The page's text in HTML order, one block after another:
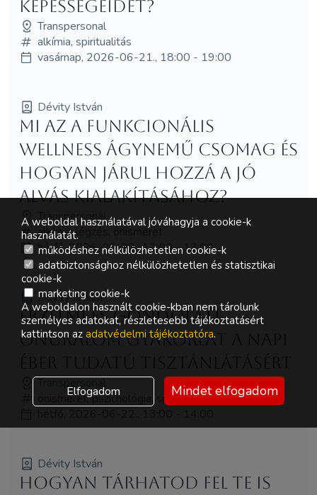
képességeidet?
Transpersonal
alkímia, spiritualitás
vasárnap, 2026-06-21., 18:00 - 19:00
Dévity István
Mi az a funkcionális
wellness ágynemű csomag és
hogyan járul hozzá a jó
alvás kialakításához?
Transpersonal
alkímia, légzés, önismeret
hétfő, 2026-06-22., 12:00 - 13:00
Dévity István
Érzelmi és gondolati
önuralom gyakorlat a napi
Transpersonal
önismeret, pszichológia, spiritualitás, workshop
Dévity István
Hogyan tárhatod fel te is
A weboldal használatával jóváhagyja a cookie-k
használatát.
működéshez nélkülözhetetlen cookie-k
adatbiztonsághoz nélkülözhetetlen és statisztikai
cookie-k
marketing cookie-k
A weboldalon használt cookie-kban nem tárolunk
személyes adatokat, részletesebb tájékoztatásért
kattintson az adatvédelmi tájékoztatóra.
Elfogadom Mindet elfogadom